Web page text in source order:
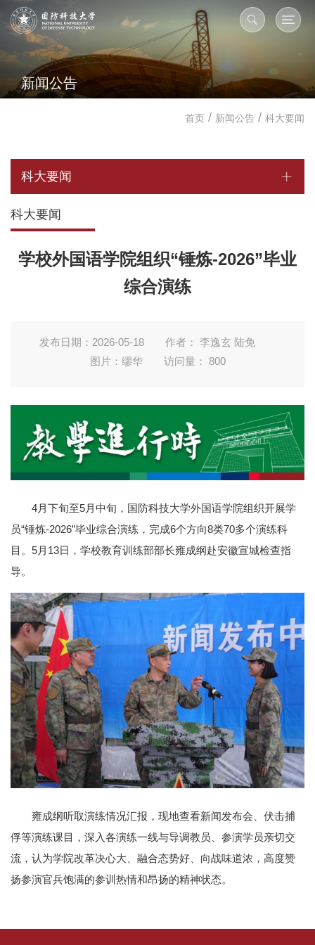
新闻公告
首页 / 新闻公告 / 科大要闻
科大要闻
科大要闻
学校外国语学院组织“锤炼-2026”毕业
综合演练
发布日期：2026-05-18
作者： 李逸玄 陆免
图片：缪华
访问量： 800
4月下旬至5月中旬，国防科技大学外国语学院组织开展学
员“锤炼-2026”毕业综合演练，完成6个方向8类70多个演练科
目。5月13日，学校教育训练部部长雍成纲赴安徽宣城检查指
导。
雍成纲听取演练情况汇报，现地查看新闻发布会、伏击捕
俘等演练课目，深入各演练一线与导调教员、参演学员亲切交
流，认为学院改革决心大、融合态势好、向战味道浓，高度赞
扬参演官兵饱满的参训热情和昂扬的精神状态。